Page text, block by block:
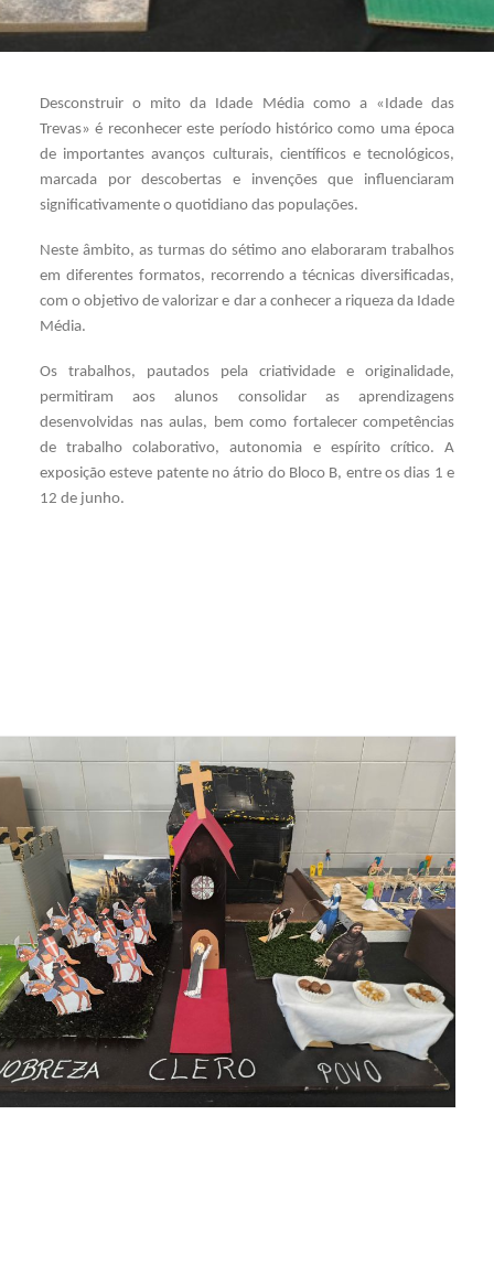
Desconstruir o mito da Idade Média como a «Idade das
Trevas» é reconhecer este período histórico como uma época
de importantes avanços culturais, científicos e tecnológicos,
marcada por descobertas e invenções que influenciaram
significativamente o quotidiano das populações.
Neste âmbito, as turmas do sétimo ano elaboraram trabalhos
em diferentes formatos, recorrendo a técnicas diversificadas,
com o objetivo de valorizar e dar a conhecer a riqueza da Idade
Média.
Os trabalhos, pautados pela criatividade e originalidade,
permitiram aos alunos consolidar as aprendizagens
desenvolvidas nas aulas, bem como fortalecer competências
de trabalho colaborativo, autonomia e espírito crítico. A
exposição esteve patente no átrio do Bloco B, entre os dias 1 e
12 de junho.